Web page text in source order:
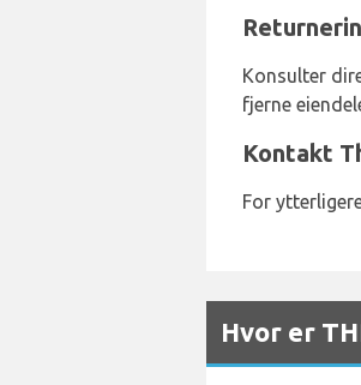
Konsulter
fjerne
Kontakt
For
Hvor er